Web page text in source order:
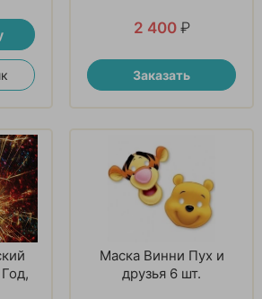
2 400 ₽
Заказать
Маска Винни Пух и
друзья 6 шт.